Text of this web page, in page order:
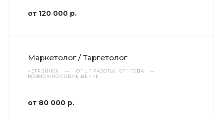
от 120 000 р.
Маркетолог / Таргетолог
ЧЕЛЯБИНСК — ОПЫТ РАБОТЫ: ОТ 1 ГОДА
—
ВОЗМОЖНО СОВМЕЩЕНИЕ
от 80 000 р.